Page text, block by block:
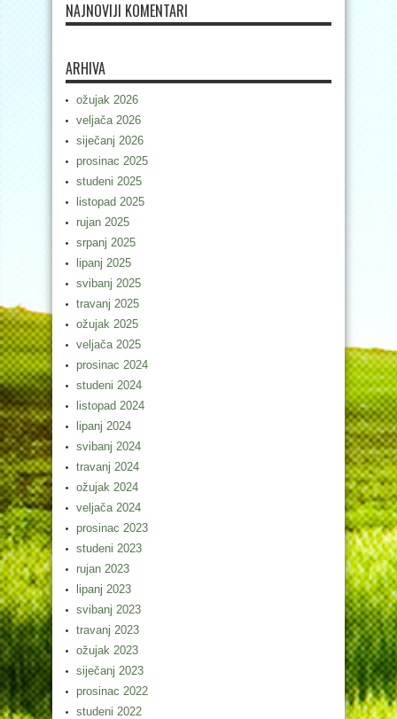
NAJNOVIJI KOMENTARI
ARHIVA
ožujak 2026
veljača 2026
siječanj 2026
prosinac 2025
studeni 2025
listopad 2025
rujan 2025
srpanj 2025
lipanj 2025
svibanj 2025
travanj 2025
ožujak 2025
veljača 2025
prosinac 2024
studeni 2024
listopad 2024
lipanj 2024
svibanj 2024
travanj 2024
ožujak 2024
veljača 2024
prosinac 2023
studeni 2023
rujan 2023
lipanj 2023
svibanj 2023
travanj 2023
ožujak 2023
siječanj 2023
prosinac 2022
studeni 2022